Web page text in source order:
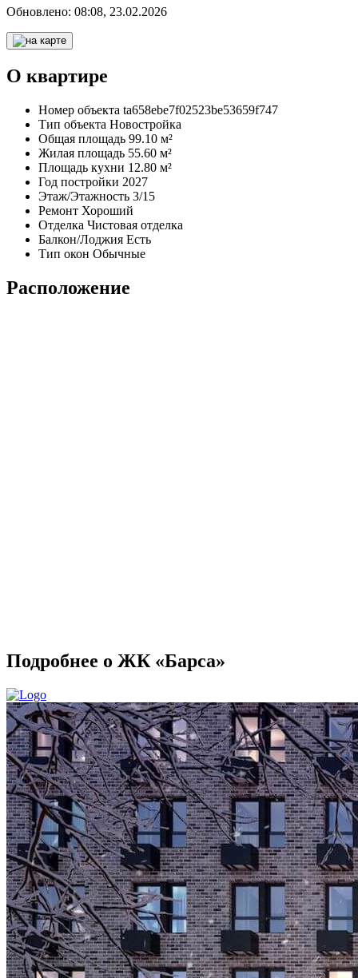
Обновлено: 08:08, 23.02.2026
О квартире
Номер объекта ta658ebe7f02523be53659f747
Тип объекта Новостройка
Общая площадь 99.10 м²
Жилая площадь 55.60 м²
Площадь кухни 12.80 м²
Год постройки 2027
Этаж/Этажность 3/15
Ремонт Хороший
Отделка Чистовая отделка
Балкон/Лоджия Есть
Тип окон Обычные
Расположение
Подробнее о ЖК «Барса»